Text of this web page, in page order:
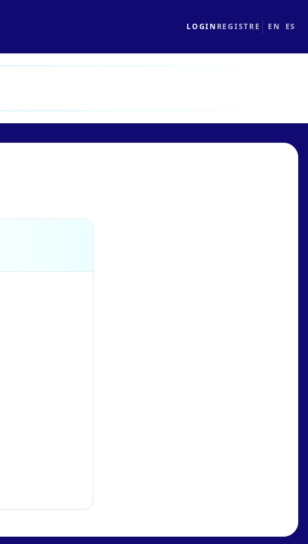
LOGIN REGISTRE EN ES